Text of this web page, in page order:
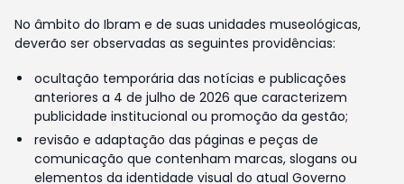
No âmbito do Ibram e de suas unidades museológicas,
deverão ser observadas as seguintes providências:
ocultação temporária das notícias e publicações
anteriores a 4 de julho de 2026 que caracterizem
publicidade institucional ou promoção da gestão;
revisão e adaptação das páginas e peças de
comunicação que contenham marcas, slogans ou
elementos da identidade visual do atual Governo